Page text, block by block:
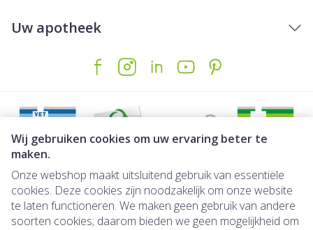
Wij gebruiken cookies om uw ervaring beter te
maken.
Onze webshop maakt uitsluitend gebruik van essentiële
cookies. Deze cookies zijn noodzakelijk om onze website
te laten functioneren. We maken geen gebruik van andere
soorten cookies; daarom bieden we geen mogelijkheid om
Uw apotheek
Juridische links